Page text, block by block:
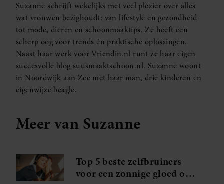
Suzanne schrijft wekelijks met veel plezier over alles
wat vrouwen bezighoudt: van lifestyle en gezondheid
tot mode, dieren en schoonmaaktips. Ze heeft een
scherp oog voor trends én praktische oplossingen.
Naast haar werk voor Vriendin.nl runt ze haar eigen
succesvolle blog suusmaaktschoon.nl. Suzanne woont
in Noordwijk aan Zee met haar man, drie kinderen en
eigenwijze beagle.
Meer van Suzanne
Top 5 beste zelfbruiners
voor een zonnige gloed op